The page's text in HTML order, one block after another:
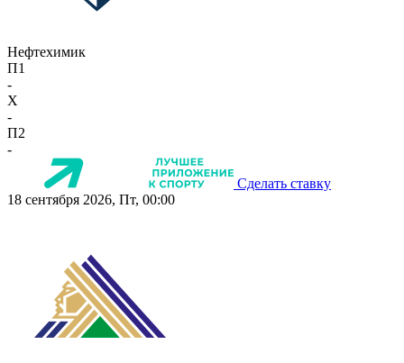
Нефтехимик
П1
-
X
-
П2
-
Сделать ставку
18 сентября 2026, Пт, 00:00